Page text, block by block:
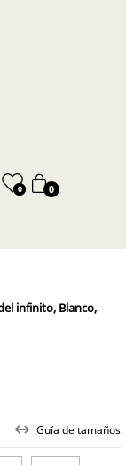
0 0
infinito, Blanco,
Guía de tamaños